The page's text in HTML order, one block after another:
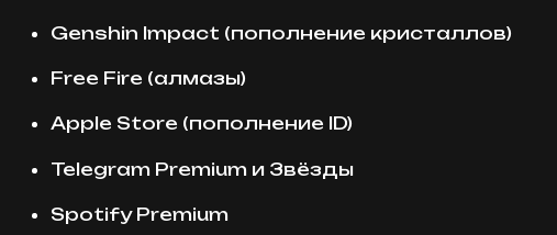
Genshin Impact (пополнение кристаллов)
Free Fire (алмазы)
Apple Store (пополнение ID)
Telegram Premium и Звёзды
Spotify Premium